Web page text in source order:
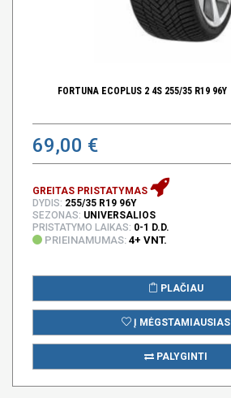
FORTUNA ECOPLUS 2 4S 255/35 R19 96Y
69,00 €
GREITAS PRISTATYMAS
DYDIS: 255/35 R19 96Y
SEZONAS: UNIVERSALIOS
PRISTATYMO LAIKAS: 0-1 D.D.
PRIEINAMUMAS: 4+ VNT.
PLAČIAU
Į MĖGSTAMIAUSIAS
PALYGINTI